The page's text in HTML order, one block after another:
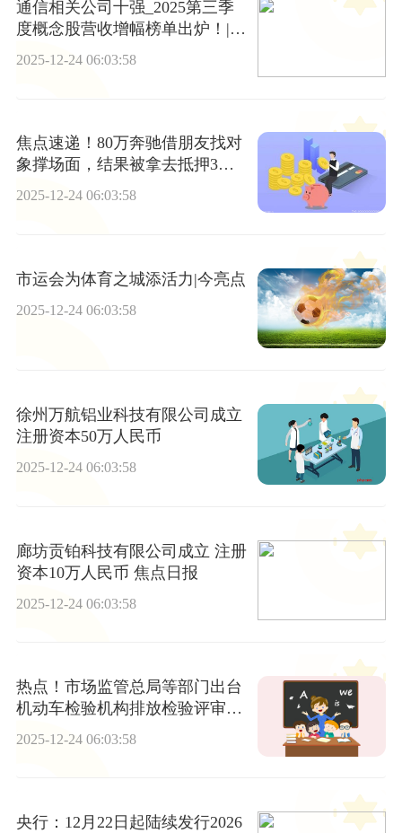
通信相关公司十强_2025第三季
度概念股营收增幅榜单出炉！|每
日焦点
2025-12-24 06:03:58
焦点速递！80万奔驰借朋友找对
象撑场面，结果被拿去抵押3万
还债，车主成“冤大头”：我天天
2025-12-24 06:03:58
市运会为体育之城添活力|今亮点
2025-12-24 06:03:58
徐州万航铝业科技有限公司成立
注册资本50万人民币
2025-12-24 06:03:58
廊坊贡铂科技有限公司成立 注册
资本10万人民币 焦点日报
2025-12-24 06:03:58
热点！市场监管总局等部门出台
机动车检验机构排放检验评审新
2025-12-24 06:03:58
央行：12月22日起陆续发行2026